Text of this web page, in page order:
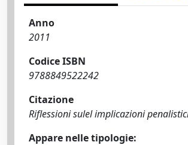
Anno
2011
Codice ISBN
9788849522242
Citazione
Riflessioni sulel implicazioni
Appare nelle tipologie: